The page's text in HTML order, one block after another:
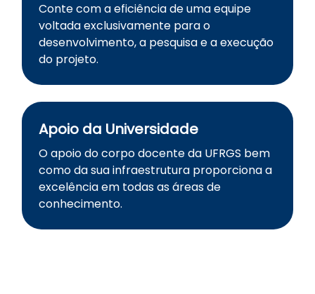
Conte com a eficiência de uma equipe
voltada exclusivamente para o
desenvolvimento, a pesquisa e a execução
do projeto.
Apoio da Universidade
O apoio do corpo docente da UFRGS bem
como da sua infraestrutura proporciona a
excelência em todas as áreas de
conhecimento.